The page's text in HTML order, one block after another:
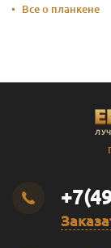
Все о планкене